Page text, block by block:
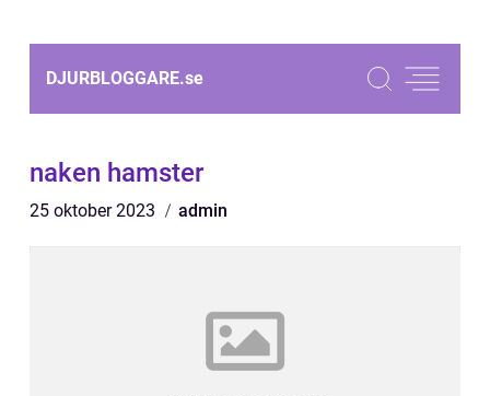
DJURBLOGGARE.se
naken hamster
25 oktober 2023 admin